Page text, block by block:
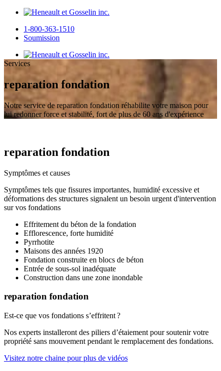
1-800-363-1510
Soumission
Services
reparation fondation
Notre service de reparation fondation réhabilite votre maison pour
lui redonner force et stabilité, fort de plus de 60 ans d'expérience
reparation fondation
Symptômes et causes
Symptômes tels que fissures importantes, humidité excessive et
déformations des structures signalent un besoin urgent d'intervention
sur vos fondations
Effritement du béton de la fondation
Efflorescence, forte humidité
Pyrrhotite
Maisons des années 1920
Fondation construite en blocs de béton
Entrée de sous-sol inadéquate
Construction dans une zone inondable
reparation fondation
Est-ce que vos fondations s’effritent ?
Nos experts installeront des piliers d’étaiement pour soutenir votre
propriété sans mouvement pendant le remplacement des fondations.
Visitez notre chaine pour plus de vidéos